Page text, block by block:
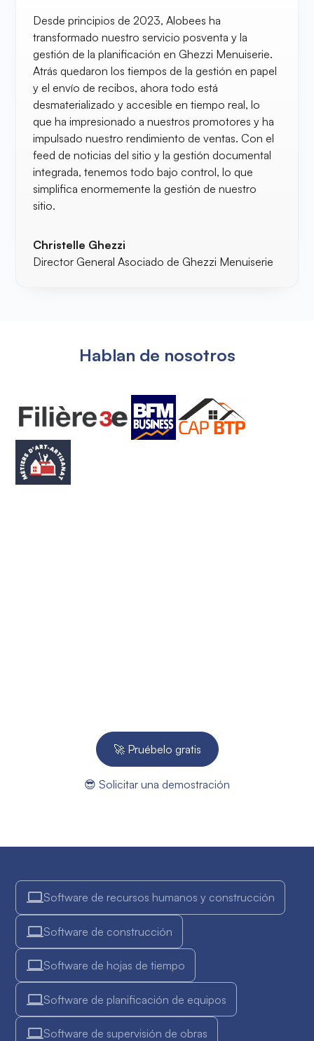
Desde principios de 2023, Alobees ha
transformado nuestro servicio posventa y la
gestión de la planificación en Ghezzi Menuiserie.
Atrás quedaron los tiempos de la gestión en papel
y el envío de recibos, ahora todo está
desmaterializado y accesible en tiempo real, lo
que ha impresionado a nuestros promotores y ha
impulsado nuestro rendimiento de ventas. Con el
feed de noticias del sitio y la gestión documental
integrada, tenemos todo bajo control, lo que
simplifica enormemente la gestión de nuestro
sitio.
Christelle Ghezzi
Director General Asociado de Ghezzi Menuiserie
Hablan de nosotros
🚀 Pruébelo gratis
😎 Solicitar una demostración
Software de recursos humanos y construcción
Software de construcción
Software de hojas de tiempo
Software de planificación de equipos
Software de supervisión de obras